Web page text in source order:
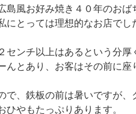
島風お好み焼き４０年のお
にとっては理想的なお店でし
センチ以上はあるという分
んとあり、お客はその前に座
で、鉄板の前は暑いですが
ひやもたっぷりあります。